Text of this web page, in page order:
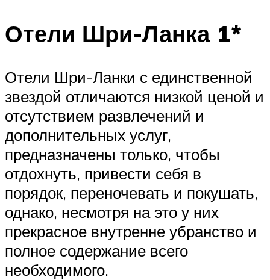
Отели Шри-Ланка 1*
Отели Шри-Ланки с единственной
звездой отличаются низкой ценой и
отсутствием развлечений и
дополнительных услуг,
предназначены только, чтобы
отдохнуть, привести себя в
порядок, переночевать и покушать,
однако, несмотря на это у них
прекрасное внутренне убранство и
полное содержание всего
необходимого.